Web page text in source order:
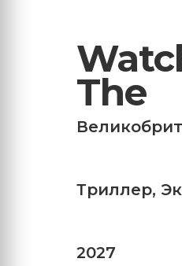
The
Триллер,
2027